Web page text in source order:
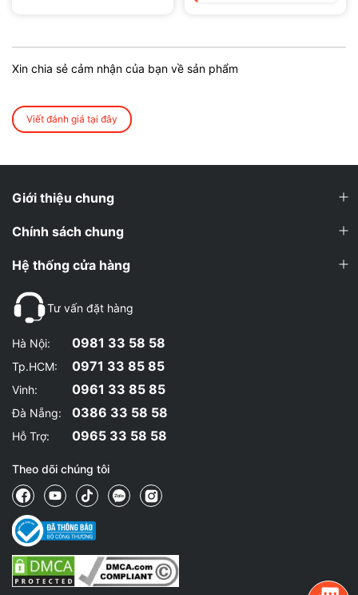
Xin chia sẻ cảm nhận của bạn về sản phẩm
Viết đánh giá tại đây
Giới thiệu chung
Chính sách chung
Hệ thống cửa hàng
Tư vấn đặt hàng
Hà Nội: 0981 33 58 58
Tp.HCM: 0971 33 85 85
Vinh: 0961 33 85 85
Đà Nẵng: 0386 33 58 58
Hỗ Trợ: 0965 33 58 58
Theo dõi chúng tôi